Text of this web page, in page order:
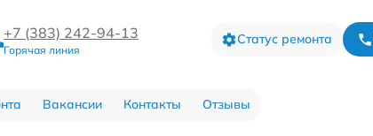
+7 (383) 242-94-13
Горячая линия
Статус ремонта
Вакансии Контакты Отзывы